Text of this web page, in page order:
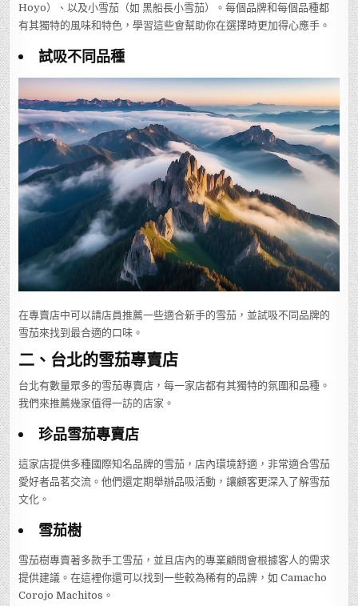
Hoyo）、以及小雪茄（如 黑船長小雪茄）。每個品牌和每個品種都
有其獨特的風味和特色，學習這些會幫助你在選擇時更加得心應手。
試吸不同品種
在專賣店中可以請店員推薦一些適合新手的雪茄，並試吸不同品牌的
雪茄來找到最合適的口味。
二、台北的雪茄專賣店
台北有數量眾多的雪茄專賣店，每一家店都有其獨特的氛圍和品種。
我們來推薦幾家值得一訪的店家。
珍品雪茄專賣店
這家店提供多種國際知名品牌的雪茄，店內環境舒適，非常適合雪茄
愛好者品茗交流。他們還定期舉辦品吸活動，讓顧客更深入了解雪茄
文化。
雪茄樹
雪茄樹專賣著多款手工雪茄，並且店內的專業顧問會根據客人的需求
提供建議。在這裡你還可以找到一些較為稀有的品牌，如 Camacho
Corojo Machitos。